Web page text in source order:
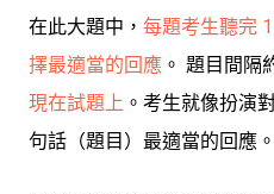
在此大題中， 每題考生聽完 1
擇最適當的回應 。 題目間隔
現在試題上 。考生就像扮演
句話（題目）最適當的回應。